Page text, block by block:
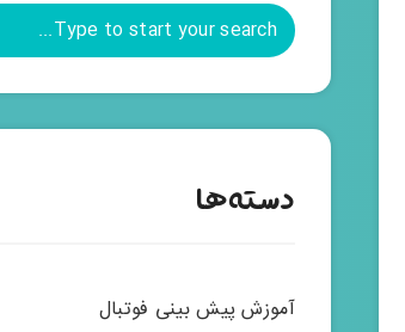
دسته‌ها
آموزش پیش بینی فوتبال